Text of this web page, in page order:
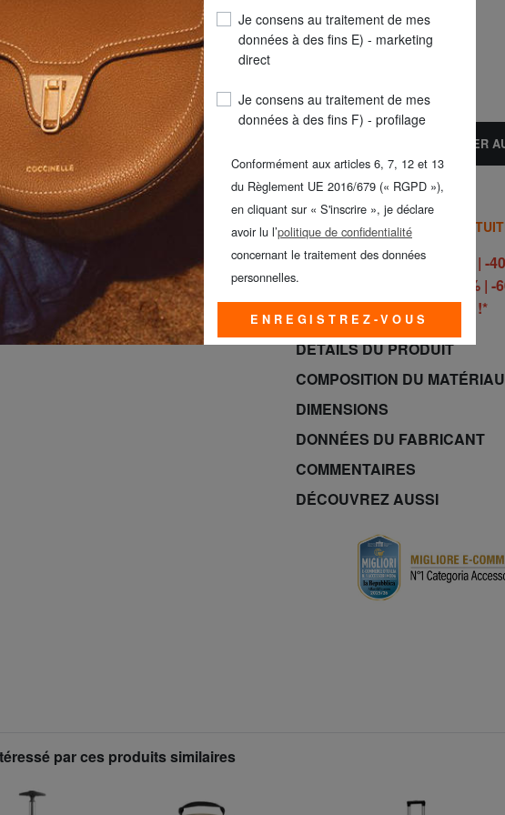
COULEUR: blanc
AJOUTER
LIVRAISON
Promo VÊTEMENTS -30% | -
CALVIN KLEIN -40% | -50% | -
jusqu’au dimanche 9 août !*
DÉTAILS DU PRODUIT
COMPOSITION DU MATÉRIAU
DIMENSIONS
DONNÉES DU FABRICANT
COMMENTAIRES
DÉCOUVREZ AUSSI
par ces produits similaires
Je consens au traitement de mes
données à des fins E) - marketing
direct
Je consens au traitement de mes
données à des fins F) - profilage
Conformément aux articles 6, 7, 12 et 13
du Règlement UE 2016/679 (« RGPD »),
en cliquant sur « S'inscrire », je déclare
avoir lu l’politique de confidentialité
concernant le traitement des données
personnelles.
ENREGISTREZ-VOUS